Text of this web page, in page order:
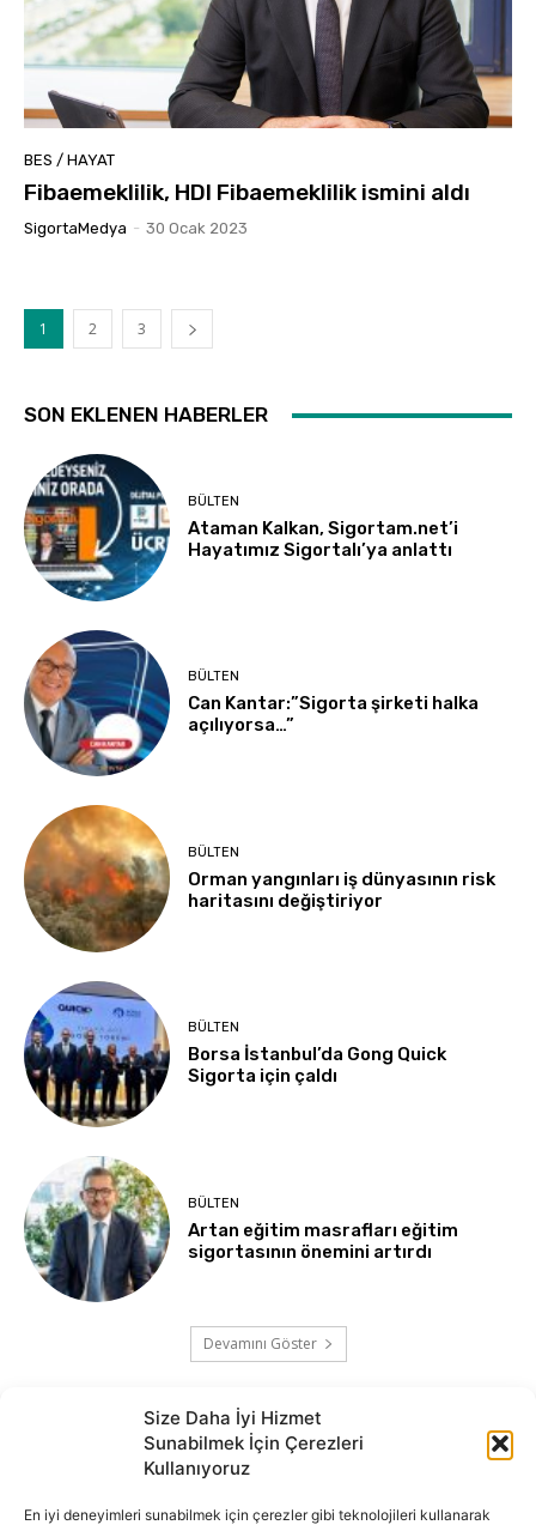
Size Daha İyi Hizmet
Sunabilmek İçin Çerezleri
Kullanıyoruz
En iyi deneyimleri sunabilmek için çerezler gibi teknolojileri kullanarak
BES / HAYAT
Fibaemeklilik, HDI Fibaemeklilik ismini aldı
SigortaMedya - 30 Ocak 2023
1 2 3
SON EKLENEN HABERLER
BÜLTEN
Ataman Kalkan, Sigortam.net’i
Hayatımız Sigortalı’ya anlattı
BÜLTEN
Can Kantar:”Sigorta şirketi halka
açılıyorsa…”
BÜLTEN
Orman yangınları iş dünyasının risk
haritasını değiştiriyor
BÜLTEN
Borsa İstanbul’da Gong Quick
Sigorta için çaldı
BÜLTEN
Artan eğitim masrafları eğitim
sigortasının önemini artırdı
Devamını Göster